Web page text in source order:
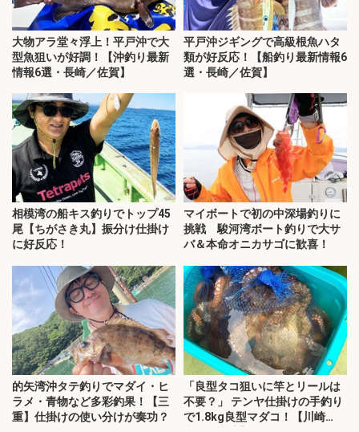
大物アラ堂々浮上！平戸沖で大
型魚狙いが好調！【沖釣り最新
情報6選・長崎／佐賀】
平戸沖ジギングで高級根魚ハタ
類が好反応！【船釣り最新情報6
選・長崎／佐賀】
相模湾の船キス釣りでトップ45
尾【ちがさき丸】振分け仕掛け
に好反応！
マイボートで初の中深場釣りに
挑戦 駿河湾ボート釣りで大サ
バ＆本命オニカサゴに歓喜！
的矢湾沖タテ釣りでマダイ・ヒ
ラメ・青物など多彩釣果！【三
重】仕掛けの使い分けが奏功？
「良型タコ狙いに竿とリールは
不要？」 テンヤ仕掛けの手釣り
で1.8kg良型マダコ！【川崎